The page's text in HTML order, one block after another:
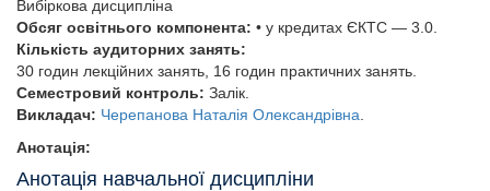
Вибіркова дисципліна
Обсяг освітнього компонента: • у кредитах ЄКТС — 3.0.
Кількість аудиторних занять:
30 годин лекційних занять, 16 годин практичних занять.
Семестровий контроль: Залік.
Викладач: Черепанова Наталія Олександрівна
Анотація:
Анотація навчальної дисципліни